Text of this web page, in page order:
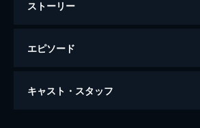
ストーリー
エピソード
フォールガイ
キャスト・スタッフ